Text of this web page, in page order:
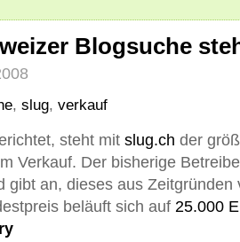
Blogsuche
, slug, verkauf
steht mit slug.ch der
Verkauf. Der bisherige
gibt an, dieses aus Zeitgründen
beläuft sich auf 25.000